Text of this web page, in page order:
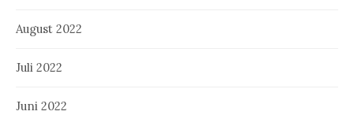
August 2022
Juli 2022
Juni 2022